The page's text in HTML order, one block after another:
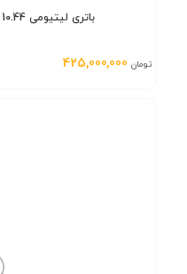
باتری لیتیومی 10.44 kwh 51.2V برند Marsriva
تومان